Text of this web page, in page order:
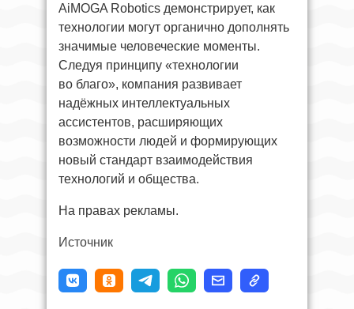
AiMOGA Robotics демонстрирует, как
технологии могут органично дополнять
значимые человеческие моменты.
Следуя принципу «технологии
во благо», компания развивает
надёжных интеллектуальных
ассистентов, расширяющих
возможности людей и формирующих
новый стандарт взаимодействия
технологий и общества.
На правах рекламы.
Источник